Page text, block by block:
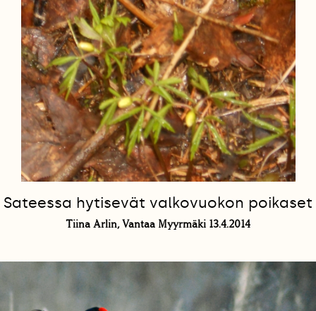
Sateessa hytisevät valkovuokon poikaset
Tiina Arlin, Vantaa Myyrmäki 13.4.2014